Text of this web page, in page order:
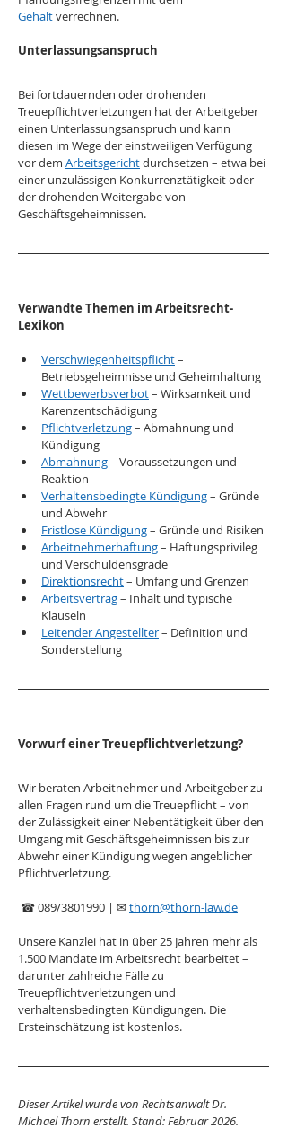
Gehalt verrechnen.
Unterlassungsanspruch
Bei fortdauernden oder drohenden
Treuepflichtverletzungen hat der Arbeitgeber
einen Unterlassungsanspruch und kann
diesen im Wege der einstweiligen Verfügung
vor dem Arbeitsgericht durchsetzen – etwa bei
einer unzulässigen Konkurrenztätigkeit oder
der drohenden Weitergabe von
Geschäftsgeheimnissen.
Verwandte Themen im Arbeitsrecht-
Lexikon
Verschwiegenheitspflicht –
Betriebsgeheimnisse und Geheimhaltung
Wettbewerbsverbot – Wirksamkeit und
Karenzentschädigung
Pflichtverletzung – Abmahnung und
Kündigung
Abmahnung – Voraussetzungen und
Reaktion
Verhaltensbedingte Kündigung – Gründe
und Abwehr
Fristlose Kündigung – Gründe und Risiken
Arbeitnehmerhaftung – Haftungsprivileg
und Verschuldensgrade
Direktionsrecht – Umfang und Grenzen
Arbeitsvertrag – Inhalt und typische
Klauseln
Leitender Angestellter – Definition und
Sonderstellung
Vorwurf einer Treuepflichtverletzung?
Wir beraten Arbeitnehmer und Arbeitgeber zu
allen Fragen rund um die Treuepflicht – von
der Zulässigkeit einer Nebentätigkeit über den
Umgang mit Geschäftsgeheimnissen bis zur
Abwehr einer Kündigung wegen angeblicher
Pflichtverletzung.
☎ 089/3801990 | ✉ thorn@thorn-law.de
Unsere Kanzlei hat in über 25 Jahren mehr als
1.500 Mandate im Arbeitsrecht bearbeitet –
darunter zahlreiche Fälle zu
Treuepflichtverletzungen und
verhaltensbedingten Kündigungen. Die
Ersteinschätzung ist kostenlos.
Dieser Artikel wurde von Rechtsanwalt Dr.
Michael Thorn erstellt. Stand: Februar 2026.